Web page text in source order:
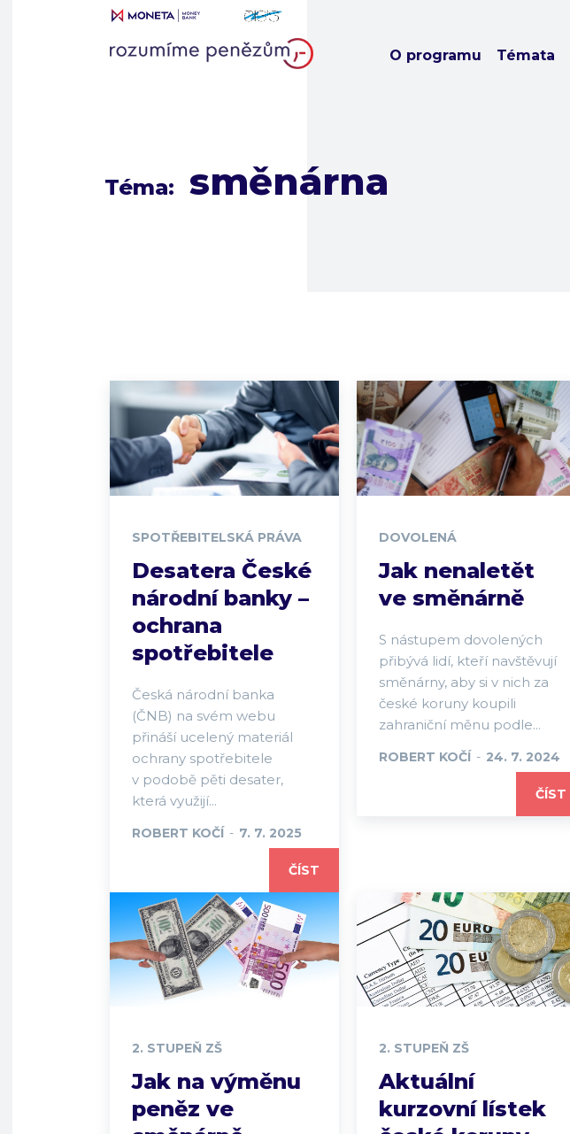
O programu Témata
Téma: směnárna
SPOTŘEBITELSKÁ PRÁVA
Desatera České
národní banky –
ochrana
spotřebitele
Česká národní banka
(ČNB) na svém webu
přináší ucelený materiál
ochrany spotřebitele
v podobě pěti desater,
která využijí...
ROBERT KOČÍ - 7. 7. 2025
ČÍST
DOVOLENÁ
Jak nenaletět
ve směnárně
S nástupem dovolených
přibývá lidí, kteří navštěvují
směnárny, aby si v nich za
české koruny koupili
zahraniční měnu podle...
ROBERT KOČÍ - 24. 7. 2024
ČÍST
2. STUPEŇ ZŠ
Jak na výměnu
peněz ve
2. STUPEŇ ZŠ
Aktuální
kurzovní lístek